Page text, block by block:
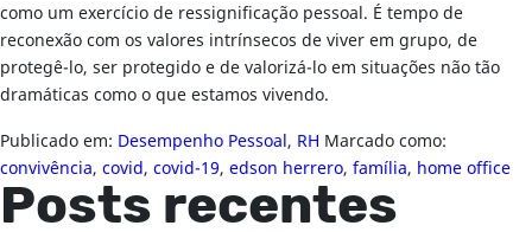
como um exercício de ressignificação pessoal. É tempo de
reconexão com os valores intrínsecos de viver em grupo, de
protegê-lo, ser protegido e de valorizá-lo em situações não tão
dramáticas como o que estamos vivendo.
Publicado em: Desempenho Pessoal, RH Marcado como:
convivência, covid, covid-19, edson herrero, família, home office
Posts recentes